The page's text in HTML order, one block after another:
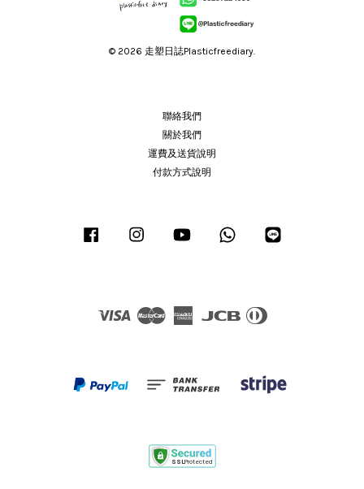
© 2026 走塑日誌Plasticfreediary.
聯絡我們
關於我們
運費及送貨說明
付款方式說明
Facebook Instagram YouTube Whatsapp
Visa Master
American
JCB
Diners